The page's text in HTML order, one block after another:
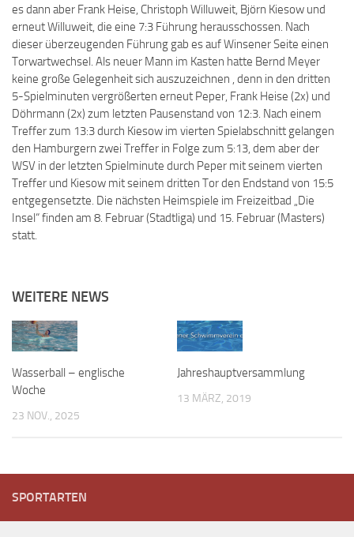
es dann aber Frank Heise, Christoph Willuweit, Björn Kiesow und
erneut Willuweit, die eine 7:3 Führung herausschossen. Nach
dieser überzeugenden Führung gab es auf Winsener Seite einen
Torwartwechsel. Als neuer Mann im Kasten hatte Bernd Meyer
keine große Gelegenheit sich auszuzeichnen , denn in den dritten
5-Spielminuten vergrößerten erneut Peper, Frank Heise (2x) und
Döhrmann (2x) zum letzten Pausenstand von 12:3. Nach einem
Treffer zum 13:3 durch Kiesow im vierten Spielabschnitt gelangen
den Hamburgern zwei Treffer in Folge zum 5:13, dem aber der
WSV in der letzten Spielminute durch Peper mit seinem vierten
Treffer und Kiesow mit seinem dritten Tor den Endstand von 15:5
entgegensetzte. Die nächsten Heimspiele im Freizeitbad „Die
Insel“ finden am 8. Februar (Stadtliga) und 15. Februar (Masters)
statt.
WEITERE NEWS
Wasserball – englische
Woche
23 NOV., 2025
Jahreshauptversammlung
13 MÄRZ, 2019
SPORTARTEN